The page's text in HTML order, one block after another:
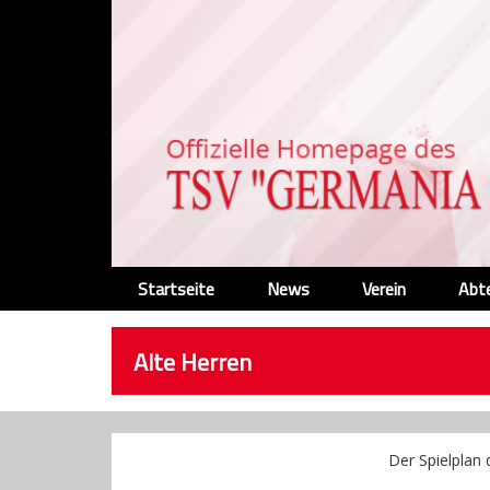
Startseite News Verein
Alte Herren
Der Spielplan